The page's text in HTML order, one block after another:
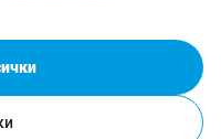
Всички права